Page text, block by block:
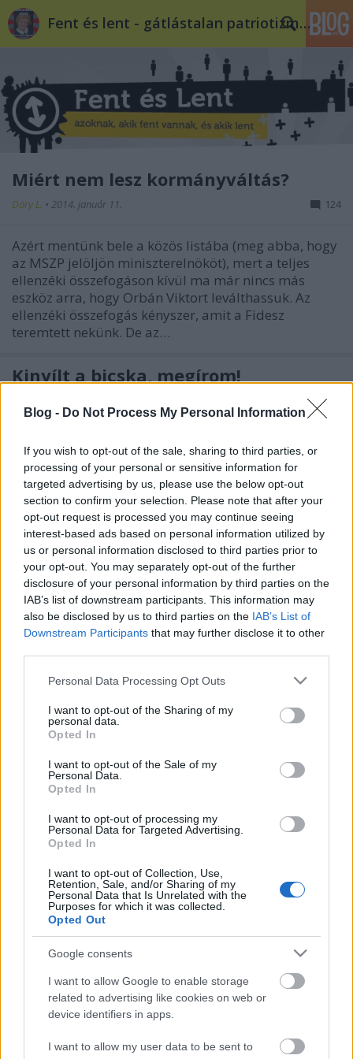
Blog - Do Not Process My Personal Information
If you wish to opt-out of the sale, sharing to third parties, or
processing of your personal or sensitive information for
targeted advertising by us, please use the below opt-out
section to confirm your selection. Please note that after your
opt-out request is processed you may continue seeing
interest-based ads based on personal information utilized by
us or personal information disclosed to third parties prior to
your opt-out. You may separately opt-out of the further
disclosure of your personal information by third parties on the
IAB’s list of downstream participants. This information may
also be disclosed by us to third parties on the IAB’s List of
Downstream Participants that may further disclose it to other
Please note that this website/app uses one or more Google
not limited to your visit or usage behaviour. You may click to
grant or deny consent to Google and its third-party tags to
use your data for below specified purposes in below Google
consent section.
Personal Data Processing Opt Outs
I want to opt-out of the Sharing of my
personal data.
Opted In
I want to opt-out of the Sale of my
Personal Data.
Opted In
I want to opt-out of processing my
Personal Data for Targeted Advertising.
Opted In
I want to opt-out of Collection, Use,
Retention, Sale, and/or Sharing of my
Personal Data that Is Unrelated with the
Purposes for which it was collected.
Opted Out
Google consents
I want to allow Google to enable storage
related to advertising like cookies on web or
device identifiers in apps.
I want to allow my user data to be sent to
Fent és lent - gátlástalan patriotizmus
Miért nem lesz kormányváltás?
Döry L. • 2014. január 11. 124
Azért mentünk bele a közös listába (meg abba, hogy
az MSZP jelöljön miniszterelnököt), mert a teljes
ellenzéki összefogáson kívül ma már nincs más
eszköz arra, hogy Orbán Viktort leválthassuk. Az
ellenzéki összefogás kényszer, amit a Fidesz
teremtett nekünk. De az…
Kinyílt a bicska, megírom!
hivatalos facebook-oldalán, annak érdekében, hogy
legalább saját magával elhitesse, miként jutott el
anti-gyurcsányizmustól Gyurcsányig. Megpróbáltuk
dekódolni szavai jelentését, amiben Üstös Miklós
segített nekünk. Semmilyen…
Túszul ejtett ország
aaron.• 2014. január 09.
„Ma tíz magyarból nyolc bizonytalanságban él, a
maradék kettő meg külföldön…” Ismeretlen
Facebook-huszár Ha volt, akkor is rég volt már ilyen:
fél évvel a választás előtt a „nincs kire szavaznom”-
hangulat uralkodik a választópolgárok
értelmesebbik, még nem…
A jótékonyság álarca: hogyan
támogatják a szegények a
gazdagokat?
filippova•2014. január 08.
A nemzetközi segélyezés ideája mindössze egy jól
sikerült PR-kampány, ami eltereli a figyelmet a
fejlődő országok kifosztásáról - állítja a London
School of Economics tanára, Dr Jason Hickel,
decemberben megjelent cikkében. Hickel szerint a
Hány magyart küldünk még
Cameronnak?